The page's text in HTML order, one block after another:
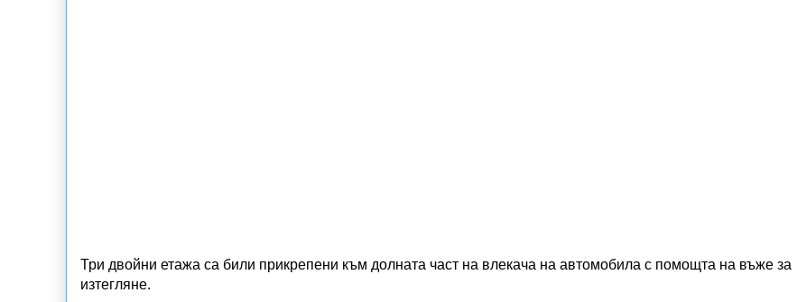
Три двойни етажа са били прикрепени към долната част на влекача на автомобила с помощта на въже за
изтегляне.